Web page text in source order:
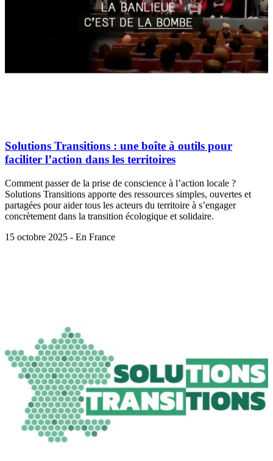
Solutions Transitions : une boîte à outils pour
faciliter l’action dans les territoires
Comment passer de la prise de conscience à l’action locale ?
Solutions Transitions apporte des ressources simples, ouvertes et
partagées pour aider tous les acteurs du territoire à s’engager
concrètement dans la transition écologique et solidaire.
15 octobre 2025 - En France